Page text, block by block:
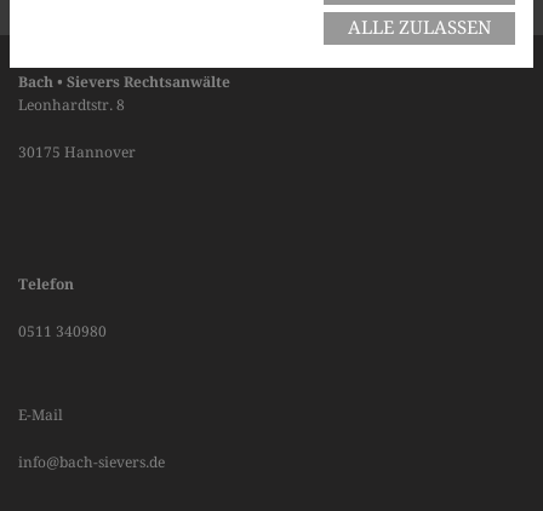
Bach • Sievers Rechtsanwälte
Leonhardtstr. 8
30175 Hannover
Telefon
0511 340980
E-Mail
info@bach-sievers.de
ALLE ZULASSEN